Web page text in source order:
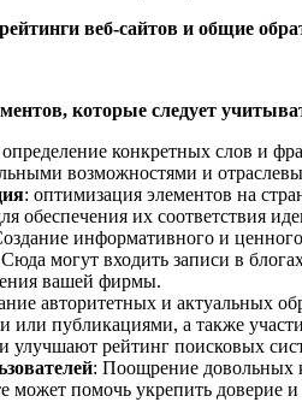
веб-сайтов и общие
которые следует
определение конкретных слов и
возможностями и
: оптимизация элементов на
обеспечения их соответствия
информативного и
могут входить записи в
вашей фирмы.
авторитетных и актуальных
или публикациями, а также
улучшают рейтинг поисковых
: Поощрение довольных
может помочь укрепить доверие